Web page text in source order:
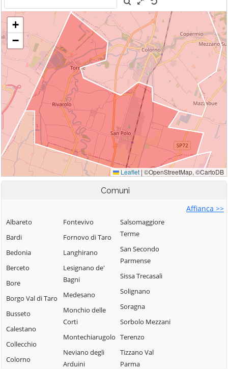
Comuni
Affianca >>
Albareto
Bardi
Bedonia
Berceto
Bore
Borgo Val di Taro
Busseto
Calestano
Collecchio
Colorno
Fontevivo
Fornovo di Taro
Langhirano
Lesignano de'
Bagni
Medesano
Monchio delle
Corti
Montechiarugolo
Neviano degli
Arduini
Salsomaggiore
Terme
San Secondo
Parmense
Sissa Trecasali
Solignano
Soragna
Sorbolo Mezzani
Terenzo
Tizzano Val
Parma